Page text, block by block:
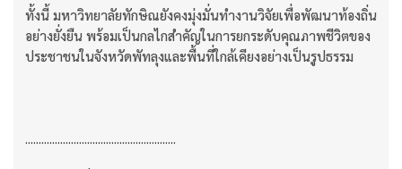
ทั้งนี้ มหาวิทยาลัยทักษิณยังคงมุ่งมั่นทำงานวิจัยเพื่อพัฒนาท้องถิ่น
อย่างยั่งยืน พร้อมเป็นกลไกสำคัญในการยกระดับคุณภาพชีวิตของ
ประชาชนในจังหวัดพัทลุงและพื้นที่ใกล้เคียงอย่างเป็นรูปธรรม
........................................................